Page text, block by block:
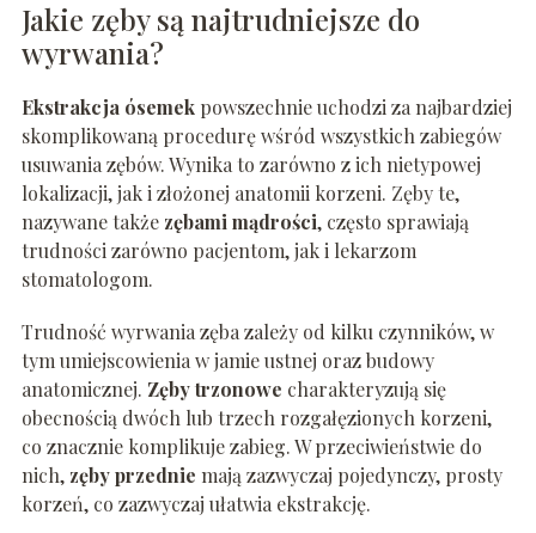
Jakie zęby są najtrudniejsze do
wyrwania?
Ekstrakcja ósemekpowszechnie uchodzi za najbardziej
skomplikowaną procedurę wśród wszystkich zabiegów
usuwania zębów. Wynika to zarówno z ich nietypowej
lokalizacji, jak i złożonej anatomii korzeni. Zęby te,
nazywane także zębami mądrości, często sprawiają
trudności zarówno pacjentom, jak i lekarzom
stomatologom.
Trudność wyrwania zęba zależy od kilku czynników, w
tym umiejscowienia w jamie ustnej oraz budowy
anatomicznej. Zęby trzonowe charakteryzują się
obecnością dwóch lub trzech rozgałęzionych korzeni,
co znacznie komplikuje zabieg. W przeciwieństwie do
nich, zęby przednie mają zazwyczaj pojedynczy, prosty
korzeń, co zazwyczaj ułatwia ekstrakcję.